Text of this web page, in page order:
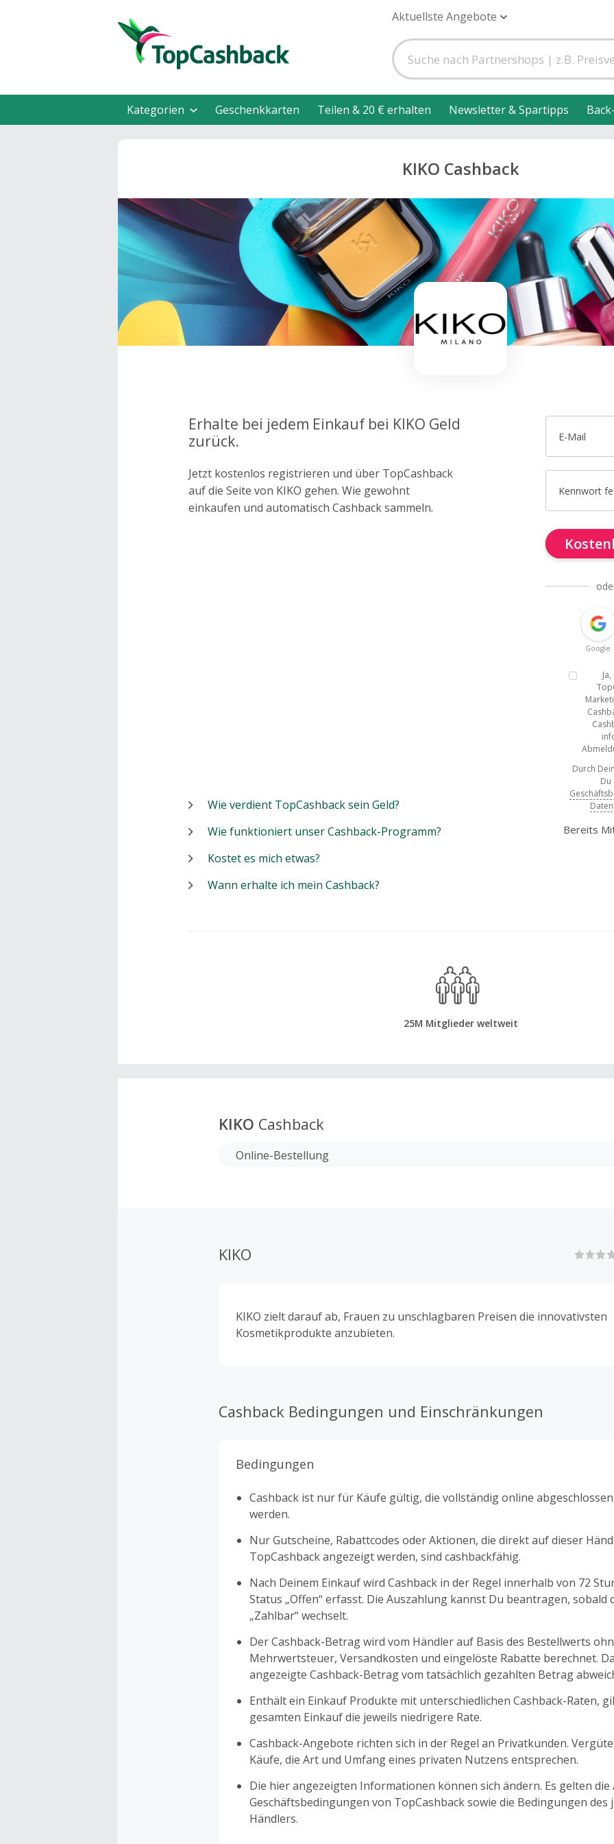
Aktuellste Angebote
Kategorien Geschenkkarten Teilen & 20 € erhalten Newsletter & Spartipps
KIKO Cashback
Erhalte bei jedem Einkauf bei KIKO Geld
zurück.
Jetzt kostenlos registrieren und über TopCashback
auf die Seite von KIKO gehen. Wie gewohnt
einkaufen und automatisch Cashback sammeln.
E-Mail
Kennwort
Google
Durch
Du
Bereits
Wie verdient TopCashback sein Geld?
Wie funktioniert unser Cashback-Programm?
Kostet es mich etwas?
Wann erhalte ich mein Cashback?
25M Mitglieder weltweit
KIKO Cashback
Online-Bestellung
KIKO
KIKO zielt darauf ab, Frauen zu unschlagbaren Preisen die innovativsten
Kosmetikprodukte anzubieten.
Cashback Bedingungen und Einschränkungen
Bedingungen
Cashback ist nur für Käufe gültig, die vollständig online
werden.
Nur Gutscheine, Rabattcodes oder Aktionen, die direkt auf dieser
TopCashback angezeigt werden, sind cashbackfähig.
Nach Deinem Einkauf wird Cashback in der Regel innerhalb von 72
Status „Offen“ erfasst. Die Auszahlung kannst Du beantragen, sobald
„Zahlbar“ wechselt.
Der Cashback-Betrag wird vom Händler auf Basis des Bestellwerts
Mehrwertsteuer, Versandkosten und eingelöste Rabatte berechnet.
angezeigte Cashback-Betrag vom tatsächlich gezahlten Betrag
Enthält ein Einkauf Produkte mit unterschiedlichen Cashback-Raten,
gesamten Einkauf die jeweils niedrigere Rate.
Cashback-Angebote richten sich in der Regel an Privatkunden.
Käufe, die Art und Umfang eines privaten Nutzens entsprechen.
Die hier angezeigten Informationen können sich ändern. Es gelten die
Geschäftsbedingungen von TopCashback sowie die Bedingungen des
Händlers.